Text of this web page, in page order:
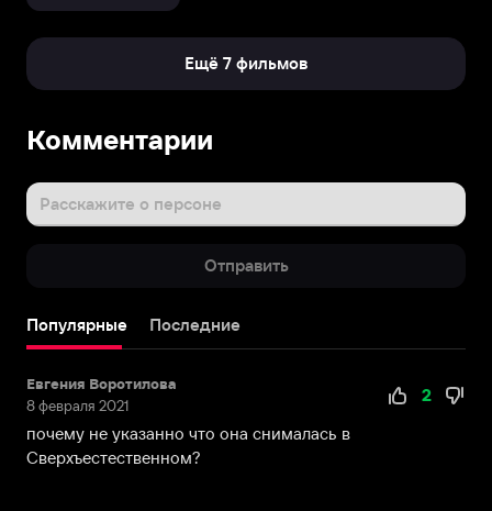
Ещё 7 фильмов
Ньютон
к
съемкам
популярного
сериала
«Общество».
Эта
драма,
представляющая
Комментарии
Расскажите о персоне
Отправить
Популярные Последние
Евгения Воротилова
8 февраля 2021
2
почему не указанно что она снималась в
Сверхъестественном?